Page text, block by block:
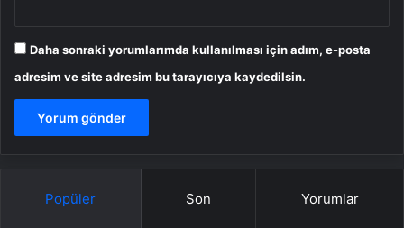
Daha sonraki yorumlarımda kullanılması için adım, e-posta
adresim ve site adresim bu tarayıcıya kaydedilsin.
Popüler Son Yorumlar